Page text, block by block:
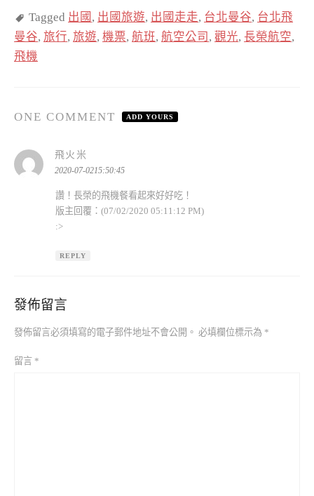
Tagged 出國 , 出國旅遊, 出國走走, 台北曼谷, 台北飛
曼谷, 旅行, 旅遊, 機票, 航班, 航空公司 , 觀光, 長榮航空,
飛機
ONE COMMENT ADD YOURS
飛火米
示:
2020-07-0215:50:45
讚！長榮的飛機餐看起來好好吃！
版主回覆：(07/02/2020 05:11:12 PM)
:>
REPLY
發佈留言
發佈留言必須填寫的電子郵件地址不會公開。 必填欄位標示為 *
留言 *